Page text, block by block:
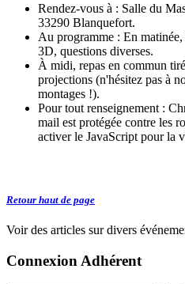
Rendez-vous à : Salle du
33290 Blanquefort.
Au programme : En matinée,
3D, questions diverses.
À midi, repas en commun
projections (n'hésitez pas à
montages !).
Pour tout renseignement :
mail est protégée contre les
activer le JavaScript pour la
Retour haut de page
Voir des articles sur divers
Connexion Adhérent